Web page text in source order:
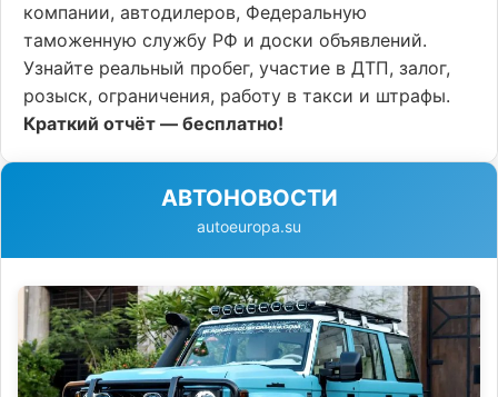
компании, автодилеров, Федеральную
таможенную службу РФ и доски объявлений.
Узнайте реальный пробег, участие в ДТП, залог,
розыск, ограничения, работу в такси и штрафы.
Краткий отчёт — бесплатно!
АВТОНОВОСТИ
autoeuropa.su